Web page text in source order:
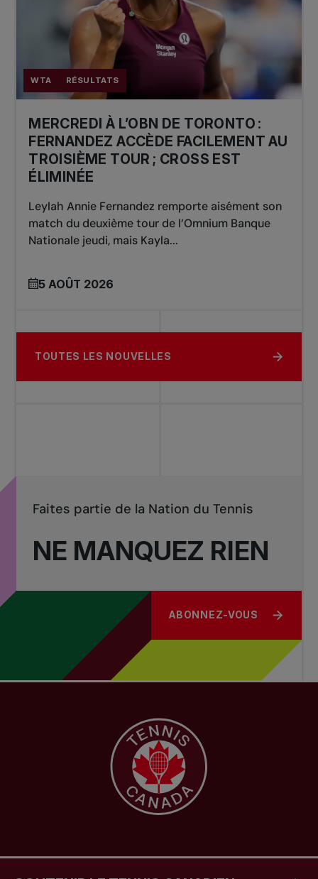
WTA RÉSULTATS
MERCREDI À L’OBN DE TORONTO :
FERNANDEZ ACCÈDE FACILEMENT AU
TROISIÈME TOUR ; CROSS EST
ÉLIMINÉE
Leylah Annie Fernandez remporte aisément son
match du deuxième tour de l’Omnium Banque
Nationale jeudi, mais Kayla...
5 AOÛT 2026
TOUTES LES NOUVELLES
NE MANQUEZ RIEN
Faites partie de la Nation du Tennis
ABONNEZ-VOUS